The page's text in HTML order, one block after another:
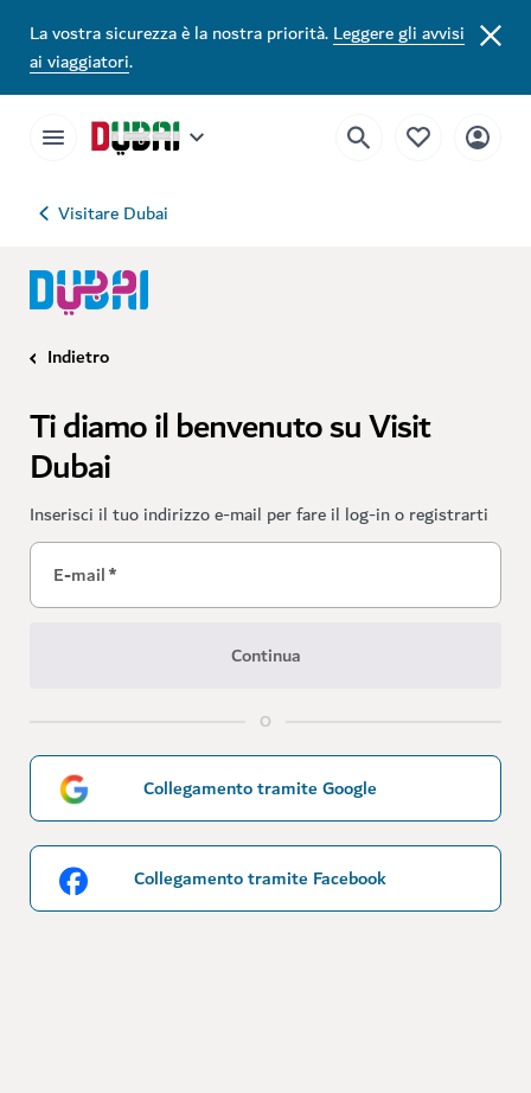
La vostra sicurezza è la nostra priorità.Leggere gli avvisi
ai viaggiatori.
Visitare Dubai
Indietro
Ti diamo il benvenuto su Visit
Dubai
Inserisci il tuo indirizzo e-mail per fare il log-in o registrarti
E-mail*
Continua
O
Collegamento tramite Google
Collegamento tramite Facebook